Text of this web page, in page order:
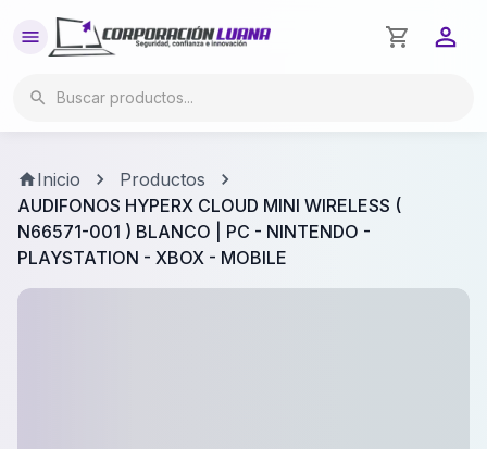
Inicio
Productos
AUDIFONOS HYPERX CLOUD MINI WIRELESS (
N66571-001 ) BLANCO | PC - NINTENDO -
PLAYSTATION - XBOX - MOBILE